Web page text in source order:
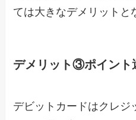
ては大きなデメリットと
デメリット③ポイント
デビットカードはクレジ